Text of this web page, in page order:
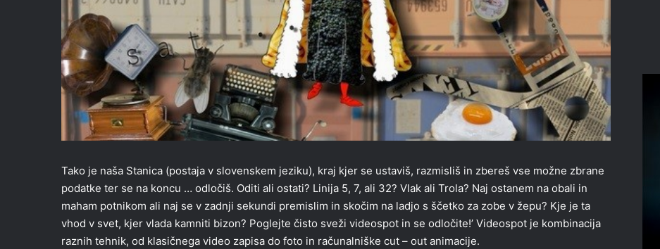
Tako je naša Stanica (postaja v slovenskem jeziku), kraj kjer se ustaviš, razmisliš in zbereš vse možne zbrane
podatke ter se na koncu … odločiš. Oditi ali ostati? Linija 5, 7, ali 32? Vlak ali Trola? Naj ostanem na obali in
maham potnikom ali naj se v zadnji sekundi premislim in skočim na ladjo s ščetko za zobe v žepu? Kje je ta
vhod v svet, kjer vlada kamniti bizon? Poglejte čisto sveži videospot in se odločite!’ Videospot je kombinacija
raznih tehnik, od klasičnega video zapisa do foto in računalniške cut – out animacije.